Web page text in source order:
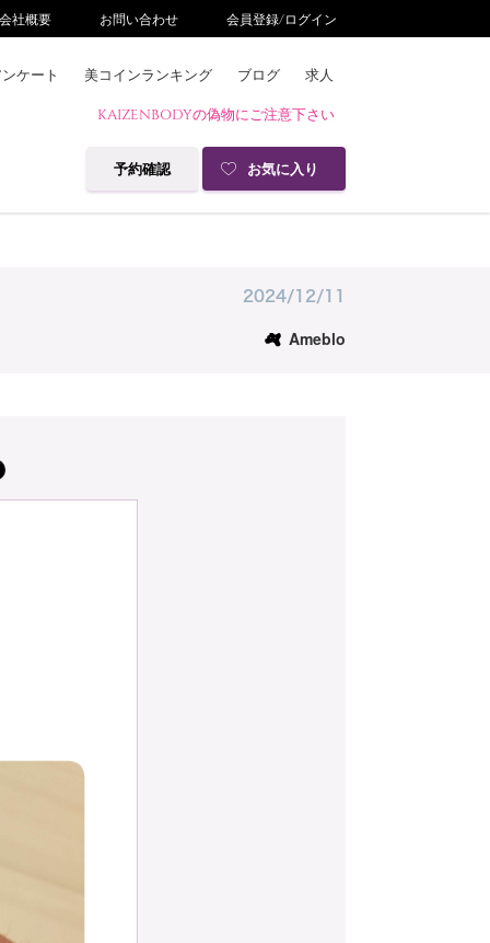
会社概要 お問い合わせ 会員登録/ログイン
ケート 美コインランキング ブログ 求人
KAIZENBODYの偽物にご注意下さい
予約確認 お気に入り
2024/12/11
Ameblo